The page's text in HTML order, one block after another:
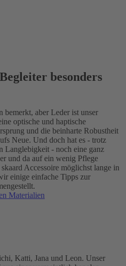
besonders
bemerkt, aber Leder ist unser
optische und haptische
und die beinharte Robustheit
Neue. Und doch hat es - trotz
Langlebigkeit - noch eine ganz
und da auf ein wenig Pflege
Accessoire möglichst lange in
einige einfache Tipps zur
Materialien
Katti, Jana und Leon. Unser